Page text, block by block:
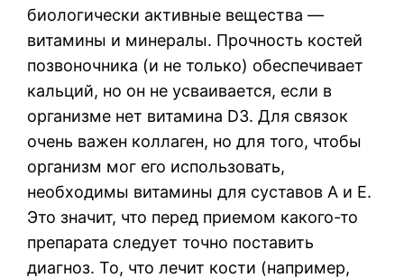
биологически активные вещества —
витамины и минералы. Прочность костей
позвоночника (и не только) обеспечивает
кальций, но он не усваивается, если в
организме нет витамина D3. Для связок
очень важен коллаген, но для того, чтобы
организм мог его использовать,
необходимы витамины для суставов А и Е.
Это значит, что перед приемом какого-то
препарата следует точно поставить
диагноз. То, что лечит кости (например,